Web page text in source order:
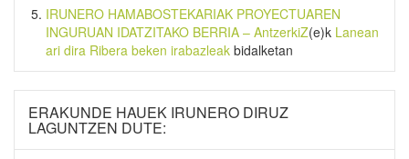
IRUNERO HAMABOSTEKARIAK PROYECTUAREN
INGURUAN IDATZITAKO BERRIA – AntzerkiZ(e)k Lanean
ari dira Ribera beken irabazleak bidalketan
ERAKUNDE HAUEK IRUNERO DIRUZ
LAGUNTZEN DUTE: